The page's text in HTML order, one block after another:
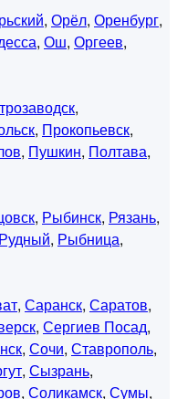
, Орёл, Оренбург,
, Ош, Оргеев,
,
, Прокопьевск,
, Пушкин, Полтава,
, Рыбинск, Рязань,
Рудный, Рыбница,
, Саранск, Саратов,
, Сергиев Посад,
, Сочи, Ставрополь,
, Сызрань,
, Соликамск, Сумы,